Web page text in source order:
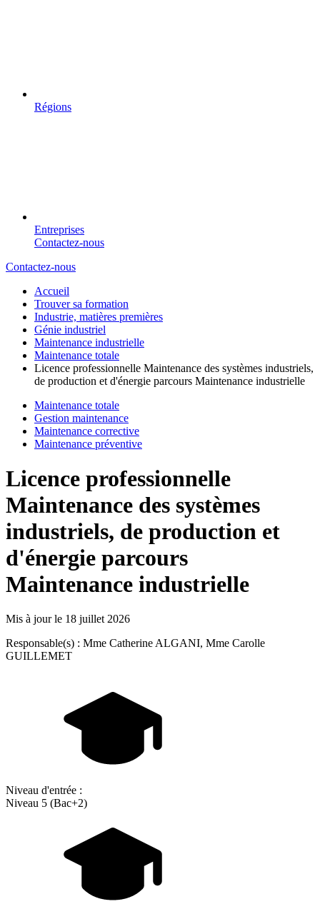
Régions
Entreprises
Contactez-nous
Contactez-nous
Accueil
Trouver sa formation
Industrie, matières premières
Génie industriel
Maintenance industrielle
Maintenance totale
Licence professionnelle Maintenance des systèmes industriels,
de production et d'énergie parcours Maintenance industrielle
Maintenance totale
Gestion maintenance
Maintenance corrective
Maintenance préventive
Licence professionnelle
Maintenance des systèmes
industriels, de production et
d'énergie parcours
Maintenance industrielle
Mis à jour le 18 juillet 2026
Responsable(s) : Mme Catherine ALGANI, Mme Carolle
GUILLEMET
Niveau d'entrée :
Niveau 5 (Bac+2)